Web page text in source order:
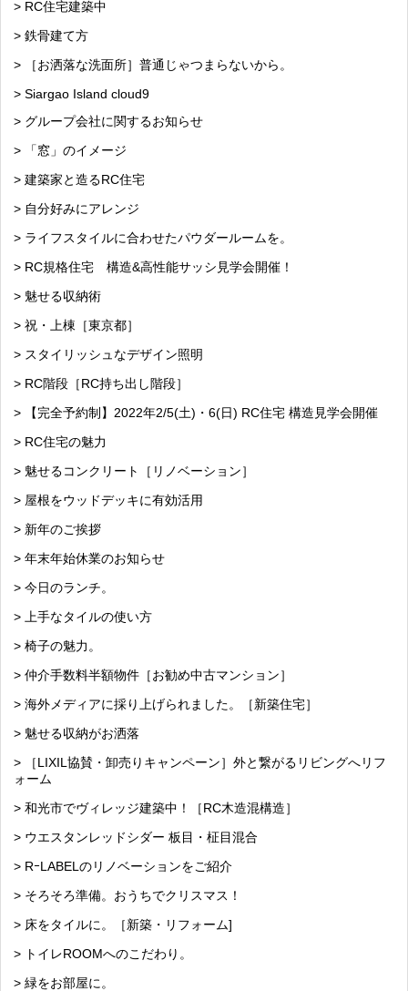
> RC住宅建築中
> 鉄骨建て方
> ［お洒落な洗面所］普通じゃつまらないから。
> Siargao Island cloud9
> グループ会社に関するお知らせ
> 「窓」のイメージ
> 建築家と造るRC住宅
> 自分好みにアレンジ
> ライフスタイルに合わせたパウダールームを。
> RC規格住宅 構造&高性能サッシ見学会開催！
> 魅せる収納術
> 祝・上棟［東京都］
> スタイリッシュなデザイン照明
> RC階段［RC持ち出し階段］
> 【完全予約制】2022年2/5(土)・6(日) RC住宅 構造見学会開催
> RC住宅の魅力
> 魅せるコンクリート［リノベーション］
> 屋根をウッドデッキに有効活用
> 新年のご挨拶
> 年末年始休業のお知らせ
> 今日のランチ。
> 上手なタイルの使い方
> 椅子の魅力。
> 仲介手数料半額物件［お勧め中古マンション］
> 海外メディアに採り上げられました。［新築住宅］
> 魅せる収納がお洒落
> ［LIXIL協賛・卸売りキャンペーン］外と繋がるリビングへリフ
ォーム
> 和光市でヴィレッジ建築中！［RC木造混構造］
> ウエスタンレッドシダー 板目・柾目混合
> RｰLABELのリノベーションをご紹介
> そろそろ準備。おうちでクリスマス！
> 床をタイルに。［新築・リフォーム]
> トイレROOMへのこだわり。
> 緑をお部屋に。